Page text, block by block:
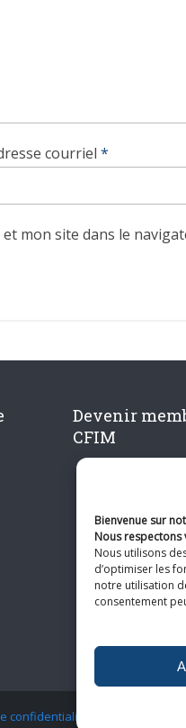
Bienvenue sur
Nous respectons
Nous utilisons
d’optimiser les
notre utilisation
consentement
courriel *
mon site dans le
Devenir
CFIM
confidentialité